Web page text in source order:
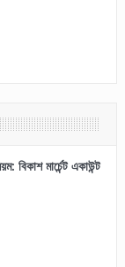
বিকাশ মার্চেন্ট একাউন্ট